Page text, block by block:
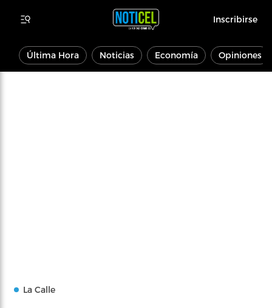
Inscribirse
Última Hora Noticias Economía Opiniones
La Calle